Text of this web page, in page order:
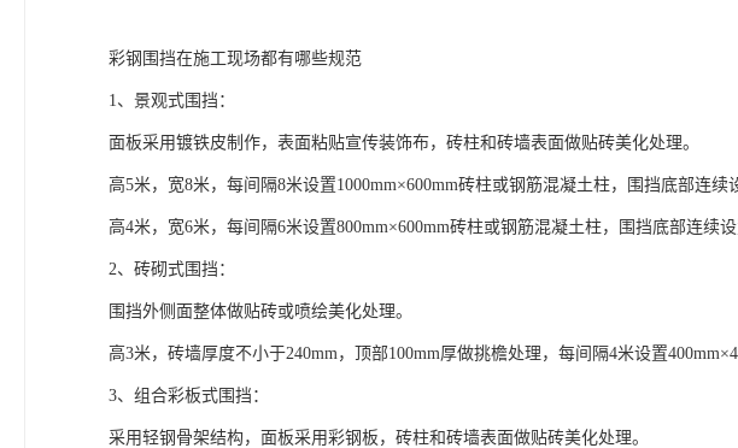
彩钢围挡在施工现场都有哪些规范
1、景观式围挡：
面板采用镀铁皮制作，表面粘贴宣传装饰布，砖柱和砖墙表面做贴砖美化处理。
高5米，宽8米，每间隔8米设置1000mm×600mm砖柱或钢筋混凝土柱，围挡底部连续
高4米，宽6米，每间隔6米设置800mm×600mm砖柱或钢筋混凝土柱，围挡底部连续设
2、砖砌式围挡：
围挡外侧面整体做贴砖或喷绘美化处理。
高3米，砖墙厚度不小于240mm，顶部100mm厚做挑檐处理，每间隔4米设置
3、组合彩板式围挡：
采用轻钢骨架结构，面板采用彩钢板，砖柱和砖墙表面做贴砖美化处理。